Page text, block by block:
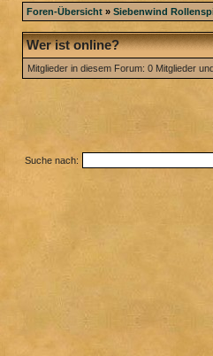
Foren-Übersicht » Siebenwind
Wer ist online?
Mitglieder in diesem Forum: 0 Mitglieder
Suche nach: